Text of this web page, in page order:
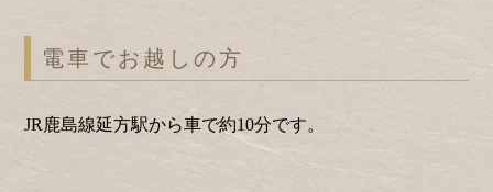
電車でお越しの方
JR鹿島線延方駅から車で約10分です。